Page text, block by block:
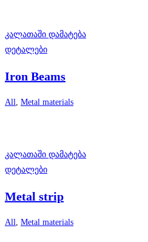
კალათაში დამატება
დეტალები
Iron Beams
All, Metal materials
კალათაში დამატება
დეტალები
Metal strip
All, Metal materials